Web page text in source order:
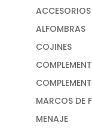
ALFOMBRAS
COJINES
MARCOS DE
MENAJE